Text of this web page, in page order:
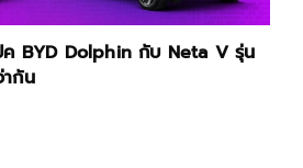
ค BYD Dolphin กับ Neta V รุ่น
กัน